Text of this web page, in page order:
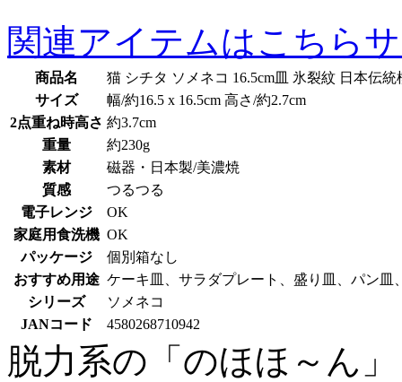
関連アイテムはこちら
商品名
猫 シチタ ソメネコ 16.5cm皿 氷裂紋 日本伝統
サイズ
幅/約16.5 x 16.5cm 高さ/約2.7cm
2点重ね時高さ 約3.7cm
重量
約230g
素材
磁器・日本製/美濃焼
質感
つるつる
電子レンジ
OK
家庭用食洗機 OK
パッケージ
個別箱なし
おすすめ用途 ケーキ皿、サラダプレート、盛り皿、パン皿
シリーズ
ソメネコ
JANコード
4580268710942
脱力系の「のほほ～ん